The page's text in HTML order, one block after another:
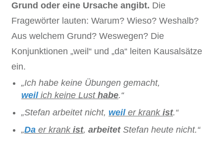
Grund oder eine Ursache angibt. Die
Fragewörter lauten: Warum? Wieso? Weshalb?
Aus welchem Grund? Weswegen? Die
Konjunktionen „weil“ und „da“ leiten Kausalsätze
ein.
„Ich habe keine Übungen gemacht,
weil ich keine Lust habe.“
„Stefan arbeitet nicht, weiler krank ist.“
„Da er krank ist, arbeitetStefan heute nicht.“